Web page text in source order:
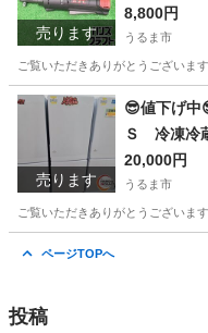
売ります
8,800円
うるま市
ご覧いただきありがとうござい
沖縄 うるま市 その他
売ります
😎値下げ
Ｓ 冷凍
ヶ月保証✨
20,000円
うるま市
ご覧いただきありがとうござい
ページTOPへ
投稿